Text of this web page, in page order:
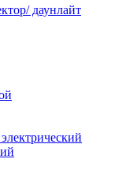
даунлайт